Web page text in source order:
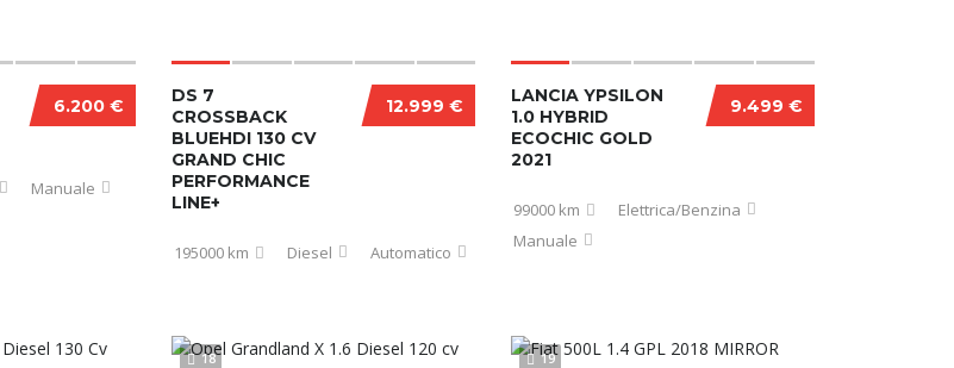
6.200 €
Manuale
12.999 €
DS 7
CROSSBACK
BLUEHDI 130 CV
GRAND CHIC
PERFORMANCE
LINE+
195000 km Diesel Automatico
9.499 €
LANCIA YPSILON
1.0 HYBRID
ECOCHIC GOLD
2021
99000 km
Elettrica/Benzina
Manuale
18 19